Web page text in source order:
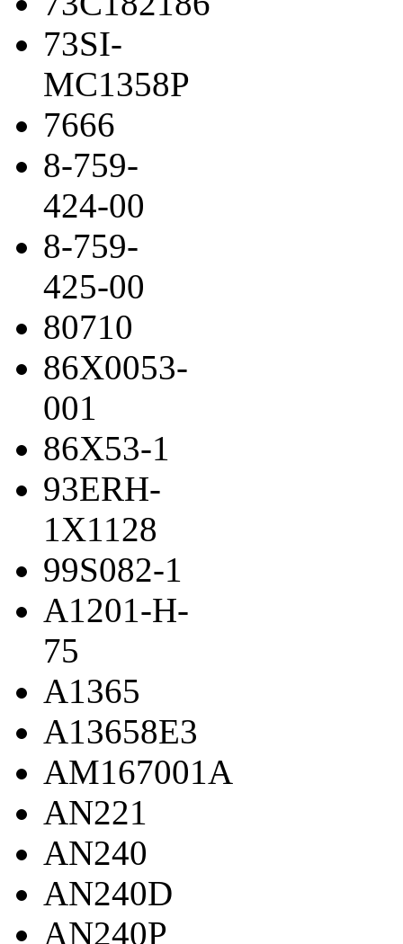
73SI-
MC1358P
7666
8-759-
424-00
8-759-
425-00
80710
86X0053-
001
86X53-1
93ERH-
1X1128
99S082-1
A1201-H-
75
A1365
A13658E3
AM167001A
AN221
AN240
AN240D
AN240P